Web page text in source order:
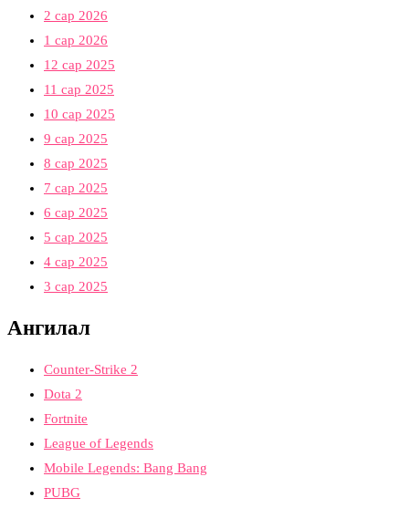
2 сар 2026
1 сар 2026
12 сар 2025
11 сар 2025
10 сар 2025
9 сар 2025
8 сар 2025
7 сар 2025
6 сар 2025
5 сар 2025
4 сар 2025
3 сар 2025
Ангилал
Counter-Strike 2
Dota 2
Fortnite
League of Legends
Mobile Legends: Bang Bang
PUBG